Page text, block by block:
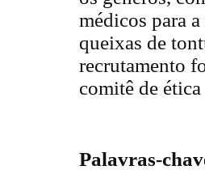
médicos para
queixas de
recrutamento
comitê de
Palavras-